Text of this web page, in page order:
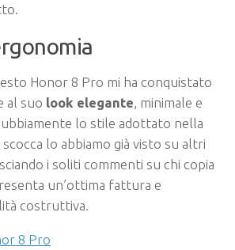
Honor 8 Pro mi ha conquistato
al suo look elegante, minimale e
lo stile adottato nella
lo abbiamo già visto su altri
i soliti commenti su chi copia
un’ottima fattura e
costruttiva.